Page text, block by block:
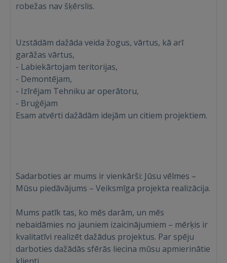
Ienākt
robežas nav šķērslis.
Uzstādām dažāda veida žogus, vārtus, kā arī
garāžas vārtus,
- Labiekārtojam teritorijas,
- Demontējam,
- Izīrējam Tehniku ar operātoru,
- Bruģējam
Esam atvērti dažādām idejām un citiem projektiem.
Sadarboties ar mums ir vienkārši: Jūsu vēlmes –
Mūsu piedāvājums – Veiksmīga projekta realizācija.
Mums patīk tas, ko mēs darām, un mēs
nebaidāmies no jauniem izaicinājumiem – mērķis ir
kvalitatīvi realizēt dažādus projektus. Par spēju
darboties dažādās sfērās liecina mūsu apmierinātie